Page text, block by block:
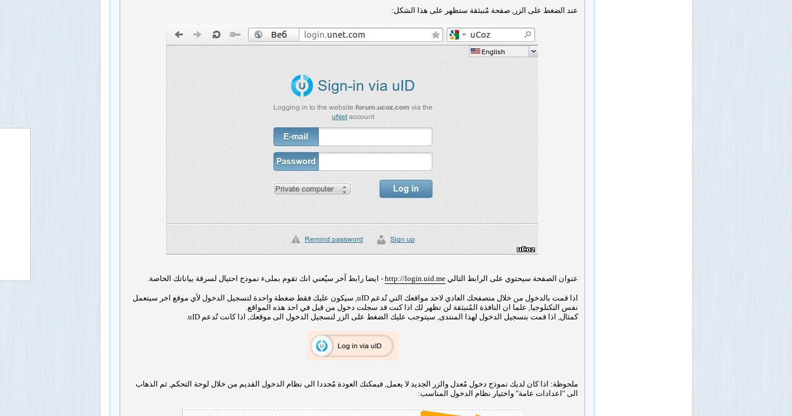
عند الضغط على الزر, صفحة مٌنبثقة ستظهر على هذا الشكل:
عنوان الصفحة سيحتوي على الرابط التاليhttp://login.uid.me - ايضا رابط آخر سيٌعني انك تقوم بملىء نموذج احتيال لسرقة بياناتك الخاصة.
اذا قمت بالدخول من خلال متصفحك العادي لاحد مواقعك التي تٌدعم uID, سيكون عليك فقط ضغطة واحدة لتسجيل الدخول لأي موقع اخر سيتعمل
نفس التكنلوجيا, علما ان النافذة المٌنبثقة لن تظهر لك اذا كنت قد سجلت دخول من قبل في احد هذه المواقع.
كمثال, اذا قمت بتسجيل الدخول لهذا المنتدى, سيتوجب عليك الضغط على الزر لتسجيل الدخول الى موقعك, اذا كانت تٌدعم uID.
ملحوظة: اذا كان لديك نموذج دخول مٌعدل والزر الجديد لا يعمل, فيمكنك العودة مٌجددا الى نظام الدخول القديم من خلال لوحة التحكم, ثم الذهاب
الى "اعدادات عامة" واختيار نظام الدخول المناسب: